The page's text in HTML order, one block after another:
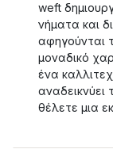
weft
νήματα και
αφηγούνται
μοναδικό
ένα
αναδεικνύει
θέλετε μια